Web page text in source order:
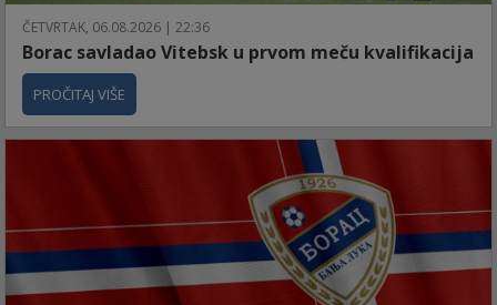
ČETVRTAK, 06.08.2026 | 22:36
Borac savladao Vitebsk u prvom meču kvalifikacija
PROČITAJ VIŠE